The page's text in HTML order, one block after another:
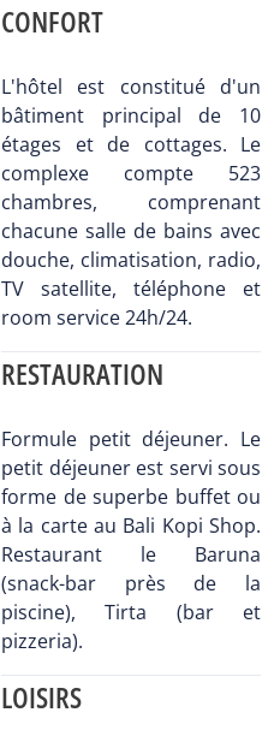
CONFORT
L'hôtel est constitué d'un
bâtiment principal de 10
étages et de cottages. Le
complexe compte 523
chambres, comprenant
chacune salle de bains avec
douche, climatisation, radio,
TV satellite, téléphone et
room service 24h/24.
RESTAURATION
Formule petit déjeuner. Le
petit déjeuner est servi sous
forme de superbe buffet ou
à la carte au Bali Kopi Shop.
Restaurant le Baruna
(snack-bar près de la
piscine), Tirta (bar et
pizzeria).
LOISIRS